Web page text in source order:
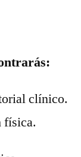
clínico.
física.